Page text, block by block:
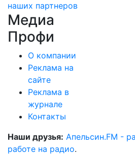
наших партнеров
Медиа
Профи
О компании
Реклама на
сайте
Реклама в
журнале
Контакты
Наши друзья: Апельсин.FM -
работе на радио.